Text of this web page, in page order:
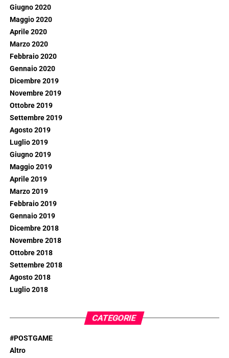
Giugno 2020
Maggio 2020
Aprile 2020
Marzo 2020
Febbraio 2020
Gennaio 2020
Dicembre 2019
Novembre 2019
Ottobre 2019
Settembre 2019
Agosto 2019
Luglio 2019
Giugno 2019
Maggio 2019
Aprile 2019
Marzo 2019
Febbraio 2019
Gennaio 2019
Dicembre 2018
Novembre 2018
Ottobre 2018
Settembre 2018
Agosto 2018
Luglio 2018
CATEGORIE
#POSTGAME
Altro